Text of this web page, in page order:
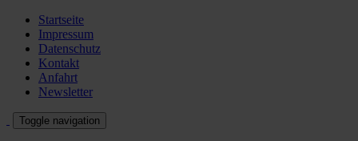
Startseite
Impressum
Datenschutz
Kontakt
Anfahrt
Newsletter
Toggle navigation